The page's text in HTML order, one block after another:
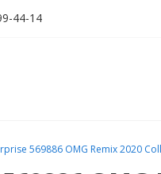
44-14
569886 OMG Remix 2020